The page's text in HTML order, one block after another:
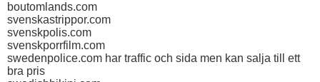
boutomlands.com
svenskastrippor.com
svenskpolis.com
svenskporrfilm.com
swedenpolice.com har traffic och sida men kan salja till ett
bra pris